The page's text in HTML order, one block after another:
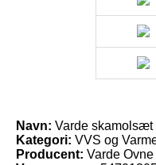
Navn: Varde skamolsæt
Kategori: VVS og
Producent: Varde Ovne